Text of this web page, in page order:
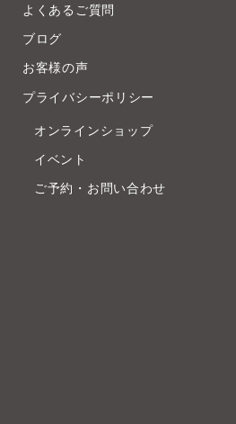
よくあるご質問
ブログ
お客様の声
プライバシーポリシー
オンラインショップ
イベント
ご予約・お問い合わせ